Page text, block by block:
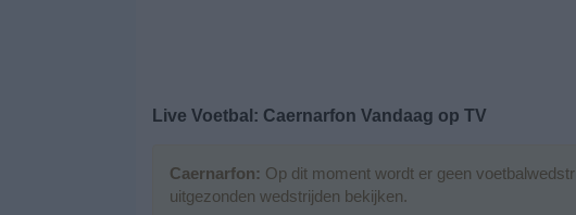
Live Voetbal: Caernarfon Vandaag op TV
Caernarfon: Op dit moment wordt er geen
uitgezonden wedstrijden bekijken.